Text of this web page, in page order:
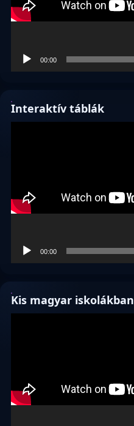
00:00
Interaktív táblák
00:00
Kis magyar iskolákban